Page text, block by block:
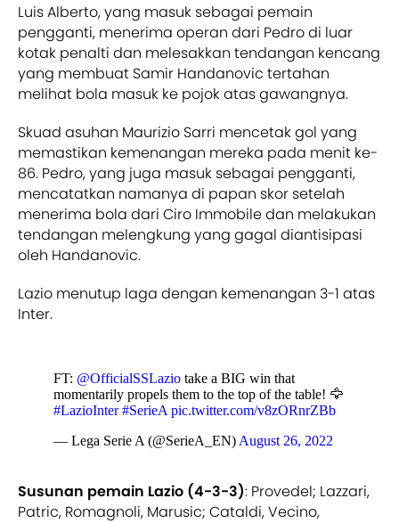
Luis Alberto, yang masuk sebagai pemain
pengganti, menerima operan dari Pedro di luar
kotak penalti dan melesakkan tendangan kencang
yang membuat Samir Handanovic tertahan
melihat bola masuk ke pojok atas gawangnya.
Skuad asuhan Maurizio Sarri mencetak gol yang
memastikan kemenangan mereka pada menit ke-
86. Pedro, yang juga masuk sebagai pengganti,
mencatatkan namanya di papan skor setelah
menerima bola dari Ciro Immobile dan melakukan
tendangan melengkung yang gagal diantisipasi
oleh Handanovic.
Lazio menutup laga dengan kemenangan 3-1 atas
Inter.
FT: @OfficialSSLazio take a BIG win that
momentarily propels them to the top of the table! 🦅
#LazioInter #SerieA pic.twitter.com/v8zORnrZBb
— Lega Serie A (@SerieA_EN) August 26, 2022
Susunan pemain Lazio (4-3-3): Provedel; Lazzari,
Patric, Romagnoli, Marusic; Cataldi, Vecino,